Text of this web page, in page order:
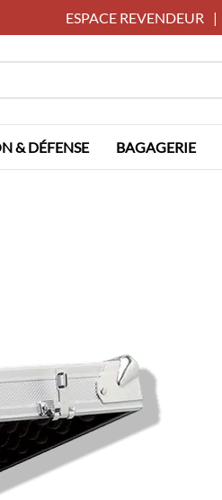
ESPACE REVENDEUR |
& DÉFENSE BAGAGERIE